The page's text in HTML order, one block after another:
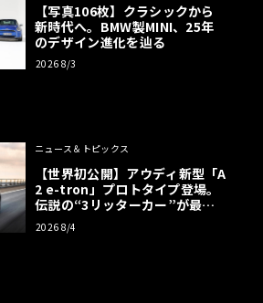
【写真106枚】クラシックから
新時代へ。BMW製MINI、25年
のデザイン進化を辿る
2026 8/3
ニュース＆トピックス
【世界初公開】アウディ新型「A
2 e-tron」プロトタイプ登場。
伝説の“3リッターカー”が最高
効率エントリーBEVとして復活
【画像38枚】
2026 8/4